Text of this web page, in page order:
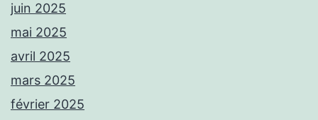
juin 2025
mai 2025
avril 2025
mars 2025
février 2025